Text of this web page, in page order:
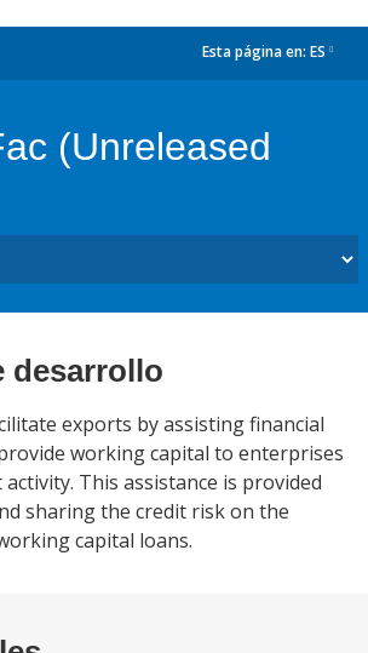
Esta página en: ES
(Unreleased
desarrollo
exports by assisting financial
working capital to enterprises
This assistance is provided
sharing the credit risk on the
capital loans.